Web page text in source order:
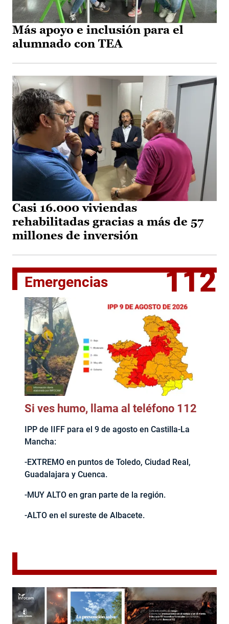
Más apoyo e inclusión para el
alumnado con TEA
Casi 16.000 viviendas
rehabilitadas gracias a más de 57
millones de inversión
Emergencias 112
Si ves humo, llama al teléfono 112
IPP de IIFF para el 9 de agosto en Castilla-La
Mancha:
-EXTREMO en puntos de Toledo, Ciudad Real,
Guadalajara y Cuenca.
-MUY ALTO en gran parte de la región.
-ALTO en el sureste de Albacete.